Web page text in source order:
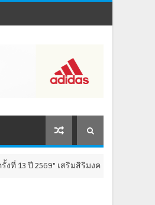
เสริมสิริมงคล เติมพลังใจ 8-9 สิงหาค